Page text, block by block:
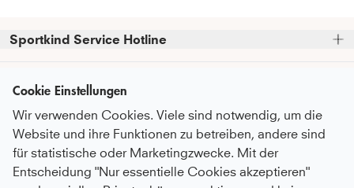
Sportkind Service Hotline
entgegennehmen können.
Telefonische Unterstützung und Beratung unter:
+49 (0)821 319 499 12
Mo - Do
9:00 - 16:00 Uhr
9:00 - 15:00 Uhr
Kundenservice
FAQ - Häufige Fragen
Serviceversprechen
Pflegeempfehlungen
Informationen
Über Uns
Newsletter
Cookie Einstellungen
Wir verwenden Cookies. Viele sind notwendig, um die
Website und ihre Funktionen zu betreiben, andere sind
für statistische oder Marketingzwecke. Mit der
Entscheidung "Nur essentielle Cookies akzeptieren"